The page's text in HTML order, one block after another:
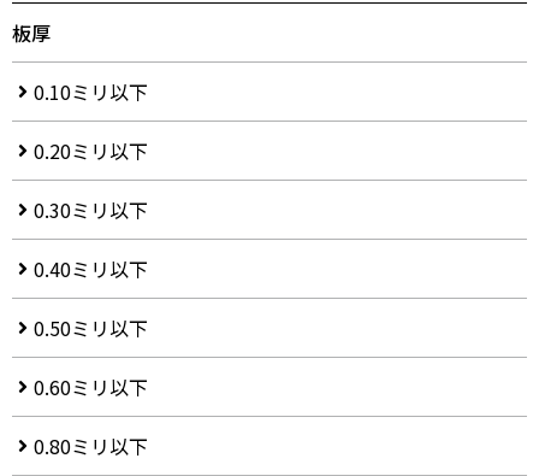
板厚
0.10ミリ以下
0.20ミリ以下
0.30ミリ以下
0.40ミリ以下
0.50ミリ以下
0.60ミリ以下
0.80ミリ以下